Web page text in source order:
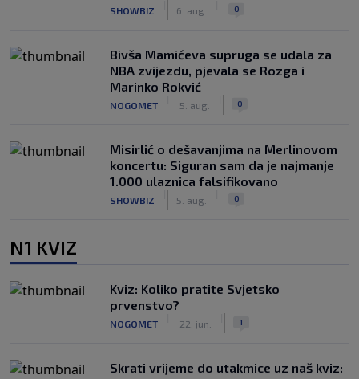
SHOWBIZ 6. aug. 0
Bivša Mamićeva supruga se udala za
NBA zvijezdu, pjevala se Rozga i
Marinko Rokvić
NOGOMET 5. aug. 0
Misirlić o dešavanjima na Merlinovom
koncertu: Siguran sam da je najmanje
1.000 ulaznica falsifikovano
SHOWBIZ 5. aug. 0
N1 KVIZ
Kviz: Koliko pratite Svjetsko
prvenstvo?
NOGOMET 22. jun. 1
Skrati vrijeme do utakmice uz naš kviz: